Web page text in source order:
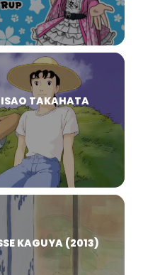
ISAO TAKAHATA
KAGUYA (2013)